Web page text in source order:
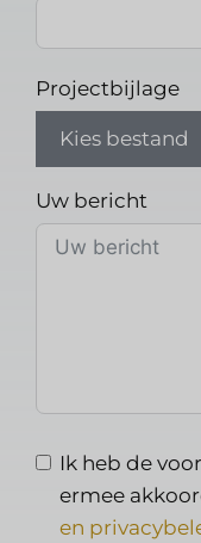
Projectbijlage
Kies bestand
Uw bericht
Ik heb de
ermee
en